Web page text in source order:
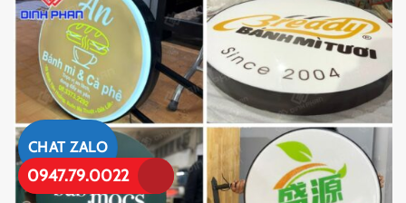
CHAT ZALO
0947.79.0022